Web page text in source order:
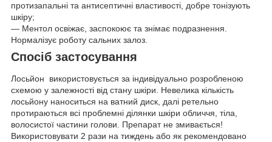
протизапальні та антисептичні властивості, добре тонізують
шкіру;
— Ментол освіжає, заспокоює та знімає подразнення.
Нормалізує роботу сальних залоз.
Спосіб застосування
Лосьйон використовується за індивідуально розробленою
схемою у залежності від стану шкіри. Невелика кількість
лосьйону наноситься на ватний диск, далі ретельно
протираються всі проблемні ділянки шкіри обличчя, тіла,
волосистої частини голови. Препарат не змивається!
Використовувати 2 рази на тиждень або як рекомендовано